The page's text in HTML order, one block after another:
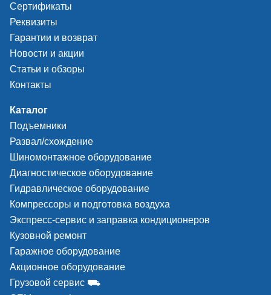
Сертификаты
Реквизиты
Гарантии и возврат
Новости и акции
Статьи и обзоры
Контакты
Каталог
Подъемники
Развал/схождение
Шиномонтажное оборудование
Диагностическое оборудование
Гидравлическое оборудование
Компрессоры и подготовка воздуха
Экспресс-сервис и заправка кондиционеров
Кузовной ремонт
Гаражное оборудование
Акционное оборудование
Грузовой сервис ⛟